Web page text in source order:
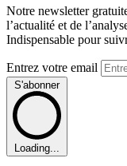
Notre newsletter
l’actualité et de
Indispensable pour
Entrez votre email
S'abonner
Loading...